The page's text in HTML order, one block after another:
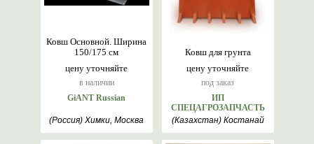
цену уточняйте
в наличии
Ковш Основной. Ширина
150/175 см
GiANT Russian
(Россия) Химки, Москва
цену уточняйте
под заказ
Ковш для грунта
ИП
СПЕЦАГРОЗАПЧАСТЬ
(Казахстан) Костанай